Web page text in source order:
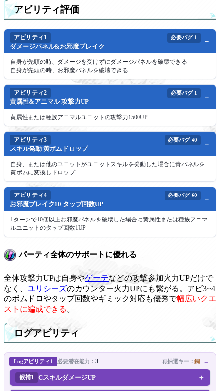
アビリティ評価
アビリティ1 必要バグ 1
ダメージパネル&お邪魔ブレイク
自身が先頭の時、ダメージを受けずにダメージパネルを破壊できる
自身が先頭の時、お邪魔パネルを破壊できる
アビリティ2 必要バグ 1
黄属性&アニマル 攻撃力UP
黄属性または種族アニマルユニットの攻撃力1500UP
アビリティ3 必要バグ 40
スキル発動 黄ボムドロップ
自身、または他のユニットがユニットスキルを発動した場合に青パネルを
黄ボムに変換しドロップ
アビリティ4 必要バグ 60
お邪魔ブレイク10 タップ回数UP
1ターンで10個以上お邪魔パネルを破壊した場合に黄属性または種族アニマ
ルユニットのタップ回数1UP
パーティ全体のサポートに優れる
全体攻撃力UPは自身やゲーテなどの攻撃参加火力UPだけで
なく、 ユリシーズのカウンター火力UPにも繋がる。アビ3~4
のボムドロやタップ回数やギミック対応も優秀で幅広いクエ
ストに編成できる 。
ログアビリティ
Logアビリティ1 必要潜在能力： 3 再抽選キー： 銅
候補1 CスキルダメージUP